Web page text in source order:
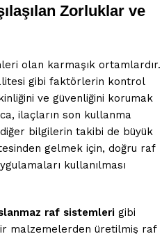
Zorluklar ve
olan karmaşık ortamlardır.
gibi faktörlerin kontrol
ve güvenliğini korumak
ilaçların son kullanma
bilgilerin takibi de büyük
gelmek için, doğru raf
kullanılması
raf sistemleri gibi
malzemelerden üretilmiş raf